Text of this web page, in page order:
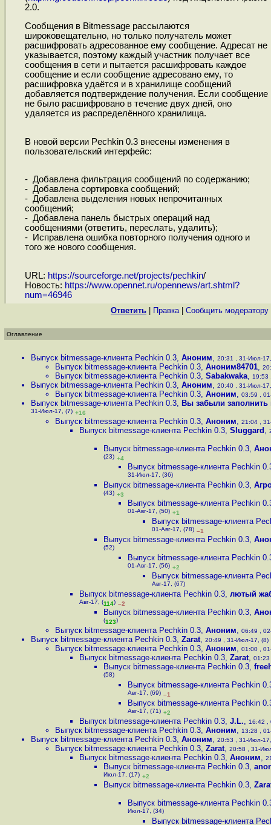
2.0.
Сообщения в Bitmessage рассылаются
широковещательно, но только получатель может
расшифровать адресованное ему сообщение. Адресат не
указывается, поэтому каждый участник получает все
сообщения в сети и пытается расшифровать каждое
сообщение и если сообщение адресовано ему, то
расшифровка удаётся и в хранилище сообщений
добавляется подтверждение получения. Если сообщение
не было расшифровано в течение двух дней, оно
удаляется из распределённого хранилища.
В новой версии Pechkin 0.3 внесены изменения в
пользовательский интерфейс:
- Добавлена фильтрация сообщений по содержанию;
- Добавлена сортировка сообщений;
- Добавлена выделения новых непрочитанных
сообщений;
- Добавлена панель быстрых операций над
сообщениями (ответить, переслать, удалить);
- Исправлена ошибка повторного получения одного и
того же нового сообщения.
URL: https://sourceforge.net/projects/pechkin/
Новость: https://www.opennet.ru/opennews/art.shtml?
num=46946
Ответить Правка| Cообщить модератору
Оглавление
Выпуск bitmessage-клиента Pechkin 0.3, Аноним, 20:31 , 31-Июл-
Выпуск bitmessage-клиента Pechkin 0.3, Аноним84701,
Выпуск bitmessage-клиента Pechkin 0.3, Sabakwaka, 19:53
Выпуск bitmessage-клиента Pechkin 0.3, Аноним, 20:40 , 31-Июл-
Выпуск bitmessage-клиента Pechkin 0.3, Аноним, 03:59 ,
Выпуск bitmessage-клиента Pechkin 0.3, Вы забыли заполнить
31-Июл-17, (7) +16
Выпуск bitmessage-клиента Pechkin 0.3, Аноним, 21:04 ,
Выпуск bitmessage-клиента Pechkin 0.3, Sluggard ,
Выпуск bitmessage-клиента Pechkin 0.3,
(23) +4
Выпуск bitmessage-клиента Pechkin
31-Июл-17, (36)
Выпуск bitmessage-клиента Pechkin 0.3,
(43) +3
Выпуск bitmessage-клиента Pechkin
01-Авг-17, (50) +1
Выпуск bitmessage-клиента
01-Авг-17, (78) –1
Выпуск bitmessage-клиента Pechkin 0.3,
(52)
Выпуск bitmessage-клиента Pechkin
01-Авг-17, (56) +2
Выпуск bitmessage-клиента
Авг-17, (67)
Выпуск bitmessage-клиента Pechkin 0.3, лютый
Авг-17, (114) –2
Выпуск bitmessage-клиента Pechkin 0.3,
(123)
Выпуск bitmessage-клиента Pechkin 0.3, Аноним, 06:49 ,
Выпуск bitmessage-клиента Pechkin 0.3, Zarat, 20:49 , 31-Июл-17, (8)
Выпуск bitmessage-клиента Pechkin 0.3, Аноним, 01:00 ,
Выпуск bitmessage-клиента Pechkin 0.3, Zarat, 01:23
Выпуск bitmessage-клиента Pechkin 0.3,
(58)
Выпуск bitmessage-клиента Pechkin
Авг-17, (69) –1
Выпуск bitmessage-клиента Pechkin
Авг-17, (71) +2
Выпуск bitmessage-клиента Pechkin 0.3, J.L., 16:42 ,
Выпуск bitmessage-клиента Pechkin 0.3, Аноним, 13:28 ,
Выпуск bitmessage-клиента Pechkin 0.3, Аноним, 20:53 , 31-Июл-
Выпуск bitmessage-клиента Pechkin 0.3, Zarat, 20:58 , 31-
Выпуск bitmessage-клиента Pechkin 0.3, Аноним,
Выпуск bitmessage-клиента Pechkin 0.3,
Июл-17, (17) +2
Выпуск bitmessage-клиента Pechkin 0.3,
Выпуск bitmessage-клиента Pechkin
Июл-17, (34)
Выпуск bitmessage-клиента